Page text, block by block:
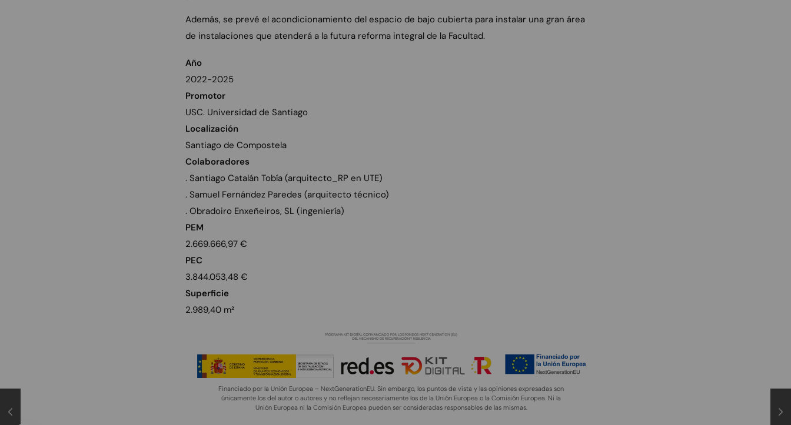
Además, se prevé el acondicionamiento del espacio de bajo cubierta para instalar una gran área
de instalaciones que atenderá a la futura reforma integral de la Facultad.
Año
2022-2025
Promotor
USC. Universidad de Santiago
Localización
Santiago de Compostela
Colaboradores
. Santiago Catalán Tobía (arquitecto_RP en UTE)
. Samuel Fernández Paredes (arquitecto técnico)
. Obradoiro Enxeñeiros, SL (ingeniería)
PEM
2.669.666,97 €
PEC
3.844.053,48 €
Superficie
2.989,40 m²
Financiado por la Unión Europea – NextGenerationEU. Sin embargo, los puntos de vista y las opiniones expresadas son
únicamente los del autor o autores y no reflejan necesariamente los de la Unión Europea o la Comisión Europea. Ni la
Unión Europea ni la Comisión Europea pueden ser consideradas responsables de las mismas.